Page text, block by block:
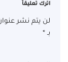
اترك تعليقاً
لن يتم نشر
بـ *